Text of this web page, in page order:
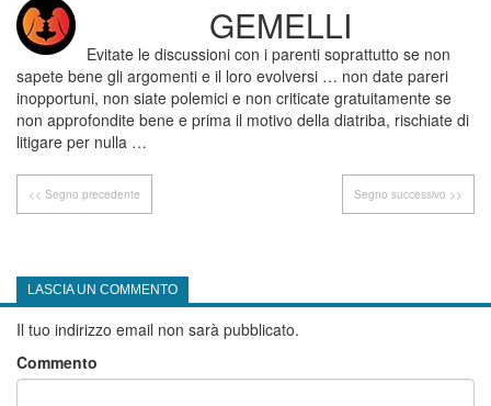
GEMELLI
Evitate le discussioni con i parenti soprattutto se non
sapete bene gli argomenti e il loro evolversi … non date pareri
inopportuni, non siate polemici e non criticate gratuitamente se
non approfondite bene e prima il motivo della diatriba, rischiate di
litigare per nulla …
<< Segno precedente Segno successivo >>
LASCIA UN COMMENTO
Il tuo indirizzo email non sarà pubblicato.
Commento